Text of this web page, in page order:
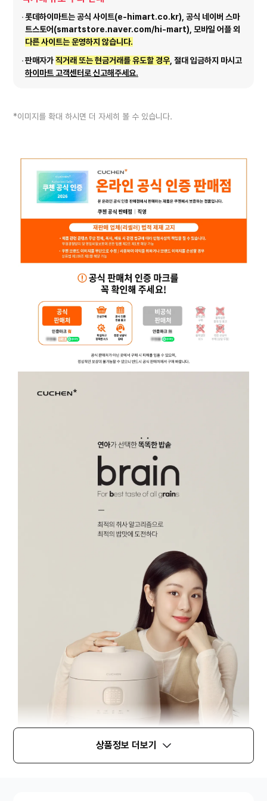
롯데하이마트는 공식 사이트(e-himart.co.kr), 공식 네이버 스마
트스토어(smartstore.naver.com/hi-mart), 모바일 어플 외
다른 사이트는 운영하지 않습니다.
판매자가직거래 또는 현금거래를 유도할 경우 , 절대 입금하지 마시고
하이마트 고객센터로 신고해주세요.
*이미지를 확대 하시면 더 자세히 볼 수 있습니다.
상품정보 더보기